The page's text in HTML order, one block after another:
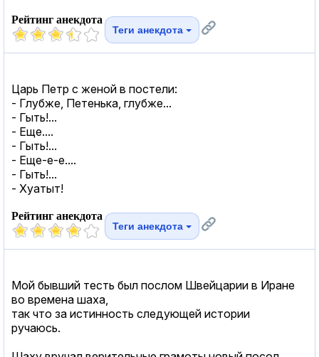
Рейтинг анекдота
Теги анекдота
Царь Петр с женой в постели:
- Глубже, Петенька, глубже...
- Гыть!...
- Еще....
- Гыть!...
- Еще-е-е....
- Гыть!...
- Хуатыт!
Рейтинг анекдота
Теги анекдота
Мой бывший тесть был послом Швейцарии в Иране
во времена шаха,
так что за истинность следующей истории
ручаюсь.